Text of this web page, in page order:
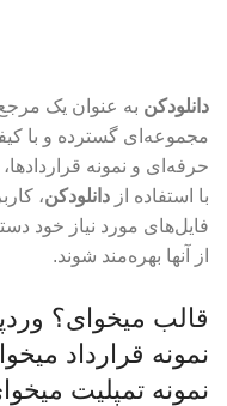
دانلودکن به عنوان یک مرجع
مجموعه‌ای گسترده و با
حرفه‌ای و نمونه
با استفاده از دانلودکن،
فایل‌های مورد نیاز خود
از آنها بهره‌مند شوند.
قالب میخوای؟
نمونه قرارداد
نمونه تمپلیت